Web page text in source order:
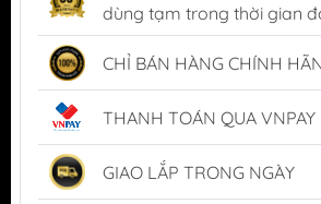
dùng tạm trong thời gian
CHỈ BÁN HÀNG CHÍNH
THANH TOÁN QUA VNPAY
GIAO LẮP TRONG NGÀY